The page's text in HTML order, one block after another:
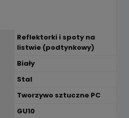
Reflektorki i spoty na
listwie (podtynkowy)
Biały
Stal
Tworzywo sztuczne PC
GU10